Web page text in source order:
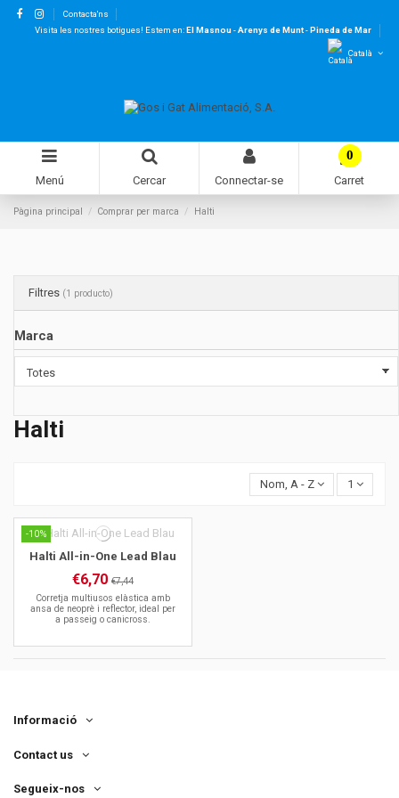
Contacta'ns
Visita les nostres botigues! Estem en:El Masnou-Arenys de Munt-Pineda de Mar
Català
Menú Cercar Connectar-se
0
Carret
Pàgina principal Comprar per marca Halti
Halti
Nom, A - Z 1
-10%
Halti All-in-One Lead Blau
€6,70 €7,44
Corretja multiusos elàstica amb
ansa de neoprè i reflector, ideal per
a passeig o canicross.
Filtres (1 producto)
Marca
Informació
Contact us
Segueix-nos